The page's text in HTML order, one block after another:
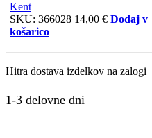
Kent
SKU: 366028 14,00 € Dodaj v
košarico
Hitra dostava izdelkov na zalogi
1-3 delovne dni